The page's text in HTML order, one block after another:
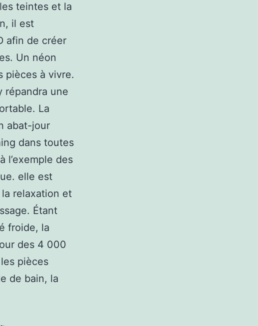
teintes et la
il est
afin de créer
Un néon
pièces à vivre.
répandra une
La
abat-jour
dans toutes
l’exemple des
elle est
relaxation et
Étant
froide, la
des 4 000
pièces
de bain, la